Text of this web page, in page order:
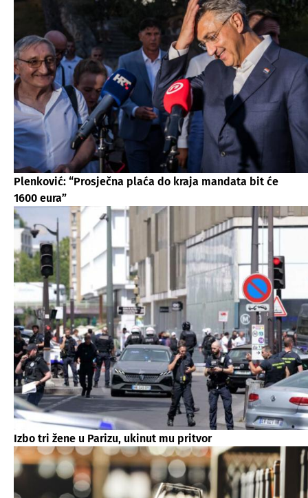
Plenković: “Prosječna plaća do kraja mandata bit će
1600 eura”
Izbo tri žene u Parizu, ukinut mu pritvor